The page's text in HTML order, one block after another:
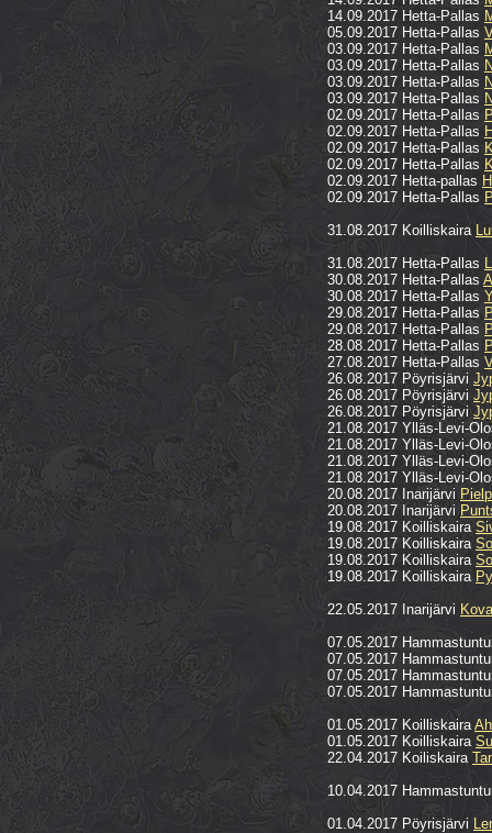
14.09.2017 Hetta-Pallas
05.09.2017 Hetta-Pallas
03.09.2017 Hetta-Pallas
03.09.2017 Hetta-Pallas
03.09.2017 Hetta-Pallas
03.09.2017 Hetta-Pallas
02.09.2017 Hetta-Pallas
02.09.2017 Hetta-Pallas
02.09.2017 Hetta-Pallas
02.09.2017 Hetta-Pallas
02.09.2017 Hetta-pallas
02.09.2017 Hetta-Pallas
31.08.2017 Koilliskaira
31.08.2017 Hetta-Pallas
30.08.2017 Hetta-Pallas
30.08.2017 Hetta-Pallas
29.08.2017 Hetta-Pallas
29.08.2017 Hetta-Pallas
28.08.2017 Hetta-Pallas
27.08.2017 Hetta-Pallas
26.08.2017 Pöyrisjärvi
26.08.2017 Pöyrisjärvi
26.08.2017 Pöyrisjärvi
21.08.2017 Ylläs-Levi-
21.08.2017 Ylläs-Levi-
21.08.2017 Ylläs-Levi-
21.08.2017 Ylläs-Levi-
20.08.2017 Inarijärvi
20.08.2017 Inarijärvi
19.08.2017 Koilliskaira
19.08.2017 Koilliskaira
19.08.2017 Koilliskaira
19.08.2017 Koilliskaira
22.05.2017 Inarijärvi
07.05.2017
07.05.2017
07.05.2017
07.05.2017
01.05.2017 Koilliskaira
01.05.2017 Koilliskaira
22.04.2017 Koiliskaira
10.04.2017
01.04.2017 Pöyrisjärvi